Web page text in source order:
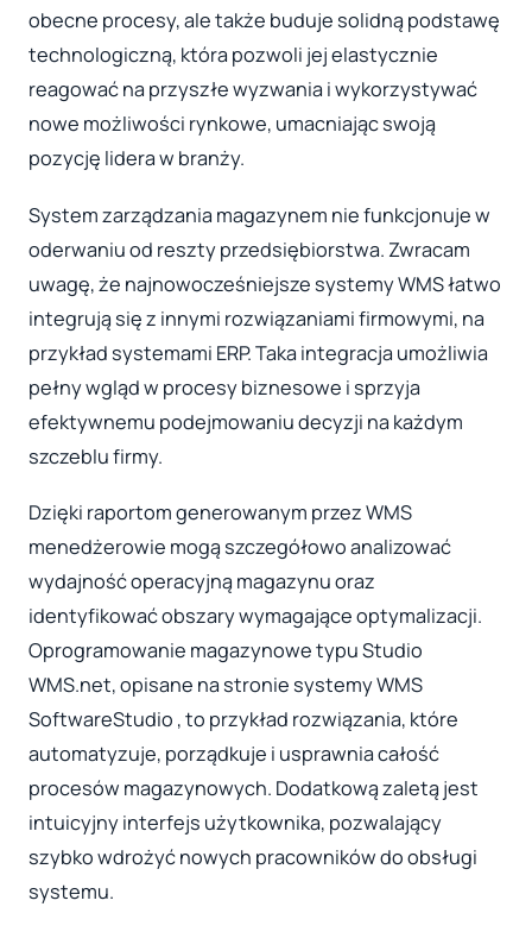
obecne procesy, ale także buduje solidną podstawę
technologiczną, która pozwoli jej elastycznie
reagować na przyszłe wyzwania i wykorzystywać
nowe możliwości rynkowe, umacniając swoją
pozycję lidera w branży.
System zarządzania magazynem nie funkcjonuje w
oderwaniu od reszty przedsiębiorstwa. Zwracam
uwagę, że najnowocześniejsze systemy WMS łatwo
integrują się z innymi rozwiązaniami firmowymi, na
przykład systemami ERP. Taka integracja umożliwia
pełny wgląd w procesy biznesowe i sprzyja
efektywnemu podejmowaniu decyzji na każdym
szczeblu firmy.
Dzięki raportom generowanym przez WMS
menedżerowie mogą szczegółowo analizować
wydajność operacyjną magazynu oraz
identyfikować obszary wymagające optymalizacji.
Oprogramowanie magazynowe typu Studio
WMS.net, opisane na stronie systemy WMS
SoftwareStudio , to przykład rozwiązania, które
automatyzuje, porządkuje i usprawnia całość
procesów magazynowych. Dodatkową zaletą jest
intuicyjny interfejs użytkownika, pozwalający
szybko wdrożyć nowych pracowników do obsługi
systemu.